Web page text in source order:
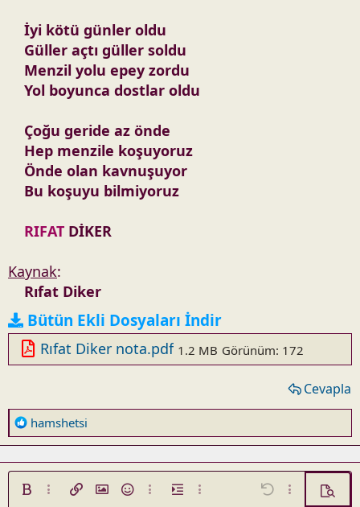
İyi kötü günler oldu
Güller açtı güller soldu
Menzil yolu epey zordu
Yol boyunca dostlar oldu
Çoğu geride az önde
Hep menzile koşuyoruz
Önde olan kavnuşuyor
Bu koşuyu bilmiyoruz
RIFAT DİKER
Kaynak:
Rıfat Diker
Bütün Ekli Dosyaları İndir
Rıfat Diker nota.pdf 1.2 MB Görünüm: 172
Cevapla
R
e
c
t
hamshetsi
Kalın Daha fazla seçenek...
Link ekleResim ekle
İfadelerDaha fazla seçenek...
GirintiDaha fazla seçenek...
Geri alDaha fazla
Ön